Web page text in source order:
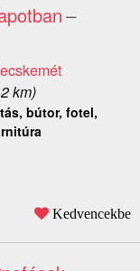
–
km)
bútor, fotel,
Kedvencekbe